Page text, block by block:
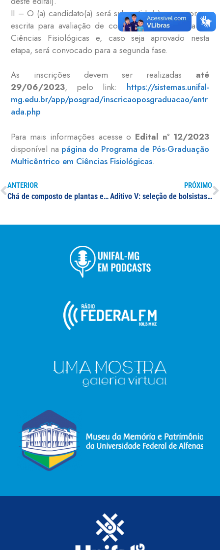
II – O (a) candidato(a) será submetido(a) a uma prova
escrita para avaliação de conhecimentos na área de
Ciências Fisiológicas e, caso seja aprovado nesta
etapa, será convocado para a segunda fase.
As inscrições devem ser realizadas até
29/06/2023, pelo link: https://sistemas.unifal-
mg.edu.br/app/posgrad/inscricaoposgraduacao/entr
ada.php
Para mais informações acesse o Edital nº 12/2023
disponível na página do Programa de Pós-Graduação
Multicêntrico em Ciências Fisiológicas.
ANTERIOR
Chá de composto de plantas e de esterco bovino contribui para o crescimento do milho em meio à seca e à presença de metais no solo
PRÓXIMO
Aditivo V: seleção de bolsistas de extensão